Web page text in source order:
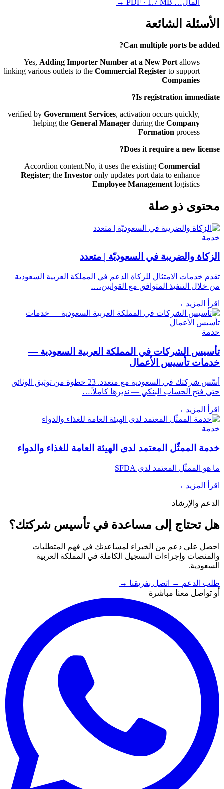
الأسئلة الشائعة
Can multiple ports be added?
Yes, Adding Importer Number at a New Port allows
linking various outlets to the Commercial Register to support
Companies
Is registration immediate?
verified by Government Services, activation occurs quickly,
helping the General Manager during the Company
Formation process
Does it require a new license?
Accordion content.No, it uses the existing Commercial
Register; the Investor only updates port data to enhance
Employee Management logistics
محتوى ذو صلة
خدمة
الزكاة والضريبة في السعوديّة | متعدد
تقدم خدمات الامتثال للزكاة الدعم في المملكة العربية السعودية
من خلال التنفيذ المتوافق مع القوانين،…
اقرأ المزيد →
خدمة
تأسيس الشركات في المملكة العربية السعودية —
خدمات تأسيس الأعمال
أسّس شركتك في السعودية مع متعدد. 23 خطوة من توثيق الوثائق
حتى فتح الحساب البنكي — نديرها كاملاً.…
اقرأ المزيد →
خدمة
خدمة الممثّل المعتمد لدى الهيئة العامة للغذاء والدواء
ما هو الممثّل المعتمد لدى SFDA
اقرأ المزيد →
الدعم والإرشاد
هل تحتاج إلى مساعدة في تأسيس شركتك؟
احصل على دعم من الخبراء لمساعدتك في فهم المتطلبات
والمنصات وإجراءات التسجيل الكاملة في المملكة العربية
السعودية.
طلب الدعم → اتصل بفريقنا →
أو تواصل معنا مباشرة